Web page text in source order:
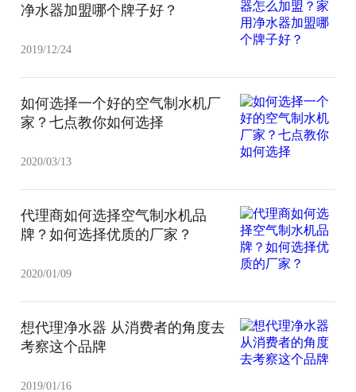
净水器加盟​哪个牌子好？
2019/12/24
如何选择一个好的空气制水机厂
家？七点教你如何选择
2020/03/13
代理商如何选择空气制水机品
牌？如何选择优质的厂家？
2020/01/09
想代理净水器 从消费者的角度去
考察这个品牌
2019/01/16